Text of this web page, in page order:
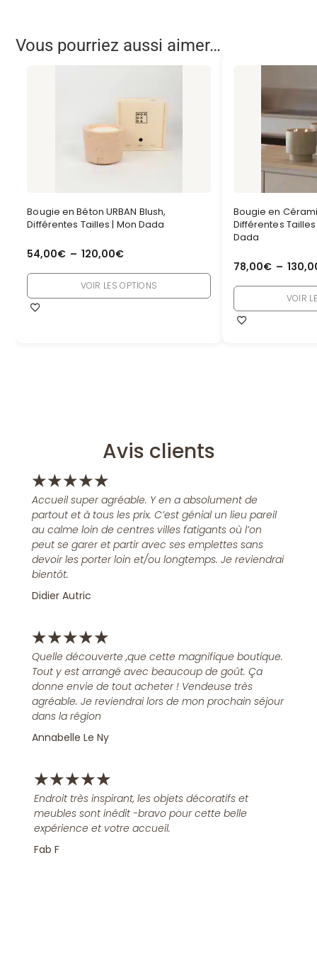
Vous pourriez aussi aimer…
Bougie en Béton URBAN Blush,
Différentes Tailles | Mon Dada
54,00€ – 120,00€
VOIR LES OPTIONS
Bougie en
Différentes
Dada
78,00€ –
VOIR
Avis clients
★★★★★
Accueil super agréable. Y en a absolument de
partout et à tous les prix. C’est génial un lieu pareil
au calme loin de centres villes fatigants où l’on
peut se garer et partir avec ses emplettes sans
devoir les porter loin et/ou longtemps. Je reviendrai
bientôt.
Didier Autric
★★★★★
Quelle découverte ,que cette magnifique boutique.
Tout y est arrangé avec beaucoup de goût. Ça
donne envie de tout acheter ! Vendeuse très
agréable. Je reviendrai lors de mon prochain séjour
dans la région
Annabelle Le Ny
★★★★★
Endroit très inspirant, les objets décoratifs et
meubles sont inédit -bravo pour cette belle
expérience et votre accueil.
Fab F